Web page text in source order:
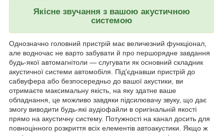
Якісне звучання з вашою акустичною
системою
Однозначно головний пристрій має величезний функціонал,
але водночас не варто забувати й про першорядне завдання
будь-якої автомагнітоли — слугувати як основний складник
акустичної системи автомобіля. Під'єднавши пристрій до
сабвуфера або безпосередньо до вашої акустики, ви
отримаєте максимальну якість, на яку здатне ваше
обладнання, це можливо завдяки підсилювачу звуку, що дає
змогу виводити будь-які аудіофайли в оригінальній якості
прямо на акустичну систему. Потужності на канал досить для
повноцінного розкриття всіх елементів автоакустики. Якщо ж